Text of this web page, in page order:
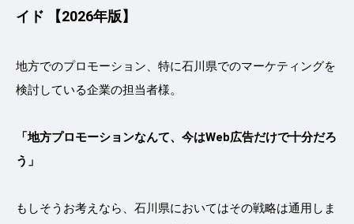
イド 【2026年版】
地方でのプロモーション、特に石川県でのマーケティングを
検討している企業の担当者様。
「地方プロモーションなんて、今はWeb広告だけで十分だろ
う」
もしそうお考えなら、石川県においてはその戦略は通用しま